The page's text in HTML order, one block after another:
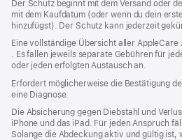
Der Schutz beginnt mit dem Versand oder
mit dem Kaufdatum (oder wenn du dein
hinzufügst). Der Schutz kann jederzeit
Eine vollständige Übersicht aller
(Öffnet
ein
Fenster)
. Es fallen jeweils separate Gebühren für
oder jeden erfolgten Austausch an.
Erfordert möglicherweise die Bestätigung
eine Diagnose.
Die Absicherung gegen Diebstahl und
iPhone und das iPad. Für jeden Anspruch
Solange die Abdeckung aktiv und gültig ist,